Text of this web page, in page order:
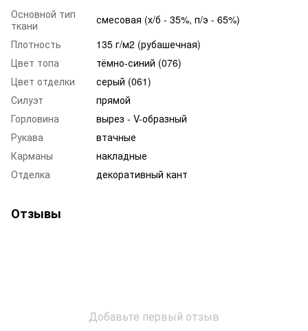
Основной тип
ткани
смесовая (х/б - 35%, п/э - 65%)
Плотность
135 г/м2 (рубашечная)
Цвет топа
тёмно-синий (076)
Цвет отделки
серый (061)
Силуэт
прямой
Горловина
вырез - V-образный
Рукава
втачные
Карманы
накладные
Отделка
декоративный кант
Отзывы
Добавьте первый отзыв